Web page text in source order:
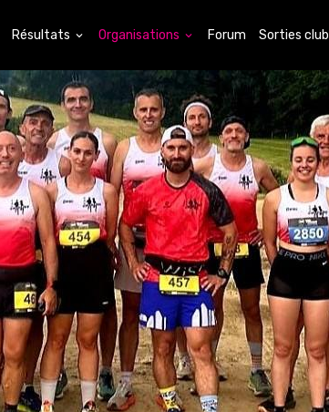
Résultats Organisations Forum Sorties club